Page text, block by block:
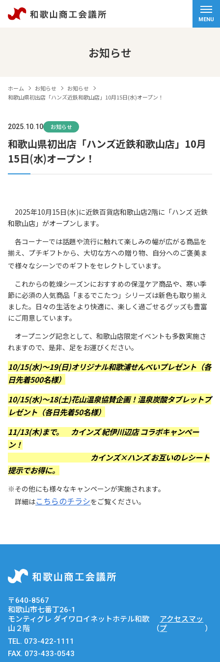
MENU
お知らせ
ホーム お知らせ
お知らせ
和歌山県初出店「ハンズ近鉄和歌山店」10月15日(水)オープン！
2025.10.10 お知らせ
和歌山県初出店「ハンズ近鉄和歌山店」10月
15日(水)オープン！
2025年10月15日(水)に近鉄百貨店和歌山店2階に「ハンズ 近鉄
和歌山店」がオープンします。
各コーナーでは話題や流行に触れて楽しみの幅が広がる商品を
揃え、プチギフトから、大切な方への贈り物、自分へのご褒美ま
で様々なシーンでのギフトをセレクトしています。
これからの乾燥シーズンにおすすめの保湿ケア商品や、寒い季
節に必須の人気商品「まるでこたつ」シリーズは新色も取り揃え
ました。日々の生活をより快適に、楽しく過ごせるグッズも豊富
にご用意しています。
オープニング記念として、和歌山店限定イベントも多数実施さ
れますので、是非、足をお運びください。
10/15(水)～19(日)オリジナル和歌浦せんべいプレゼント（各
日先着500名様）
10/15(水)～18(土)花山温泉協賛企画！温泉炭酸タブレットプ
レゼント（各日先着50名様）
11/13(木)まで。 カインズ 紀伊川辺店 コラボキャンペー
ン！
カインズ×ハンズ お互いのレシート
提示でお得に。
※その他にも様々なキャンペーンが実施されます。
詳細はこちらのチラシをご覧ください。
〒640-8567
和歌山市七番丁26-1
モンティグレ ダイワロイネットホテル和歌
山２階
（
アクセスマッ
プ
）
TEL. 073-422-1111
FAX. 073-433-0543
ホーム
経営サポート
検定試験
観光・物産
情報セキュリティ基本方針
リンク集
サイトマップ
（受付時間：平日9:00～17:30）
お問い合わせ